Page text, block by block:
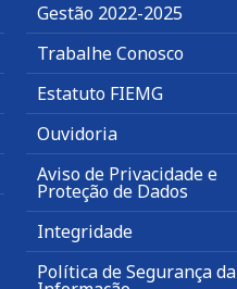
Gestão 2022-2025
Trabalhe Conosco
Estatuto FIEMG
Ouvidoria
Aviso de Privacidade e
Proteção de Dados
Integridade
Política de Segurança da